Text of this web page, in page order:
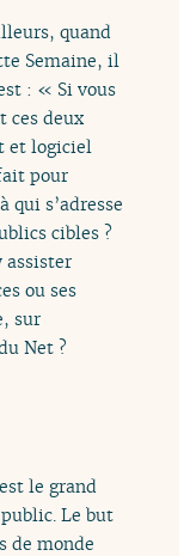
quand
Semaine, il
: « Si vous
ces deux
et logiciel
pour
s’adresse
cibles ?
assister
ou ses
sur
Net ?
le grand
Le but
de monde